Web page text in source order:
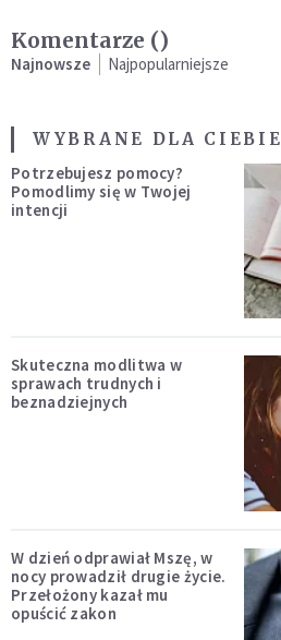
Komentarze ()
Najnowsze Najpopularniejsze
WYBRANE DLA CIEBIE
Potrzebujesz pomocy?
Pomodlimy się w Twojej
intencji
Skuteczna modlitwa w
sprawach trudnych i
beznadziejnych
W dzień odprawiał Mszę, w
nocy prowadził drugie życie.
Przełożony kazał mu
opuścić zakon